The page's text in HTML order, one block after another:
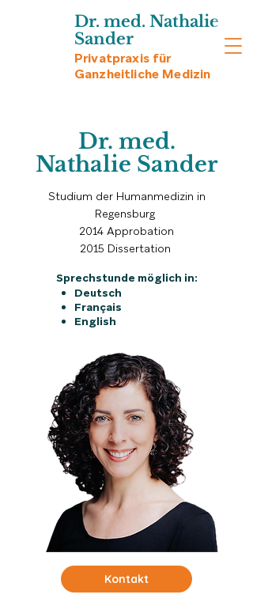
Privatpraxis für
Ganzheitliche Medizin
Dr. med. Nathalie
Sander
Dr. med.
Nathalie Sander
Studium der Humanmedizin in
Regensburg
2014 Approbation
2015 Dissertation
Sprechstunde möglich in:
Deutsch
Français
English
Kontakt